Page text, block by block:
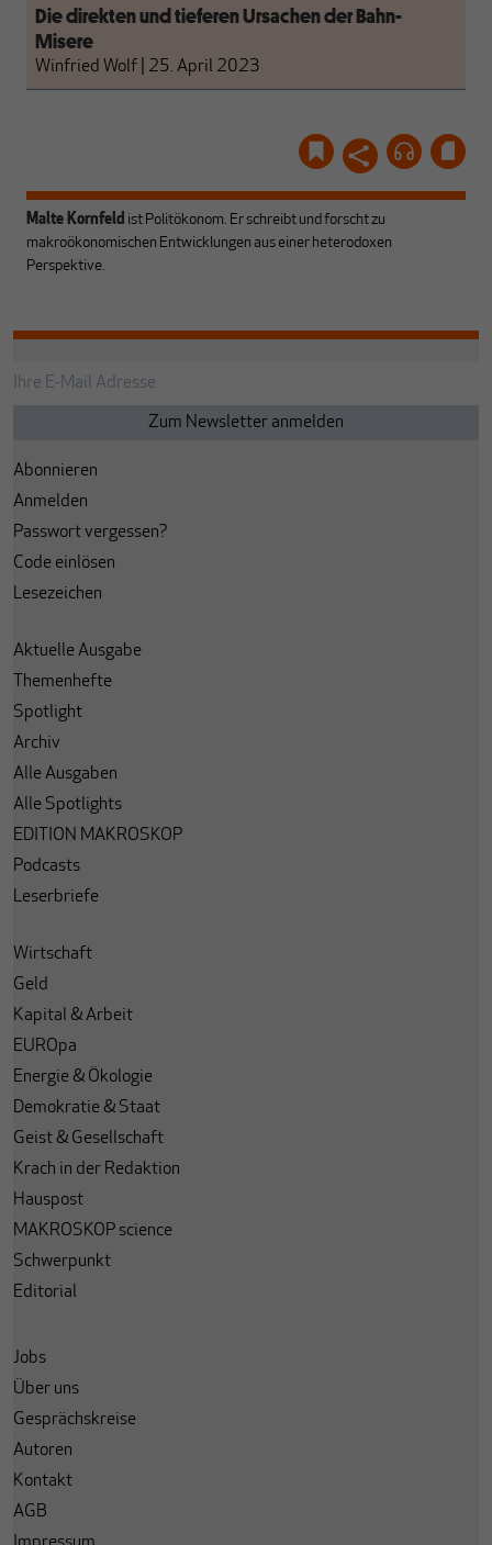
Die direkten und tieferen Ursachen der Bahn-
Misere
Winfried Wolf 25. April 2023
Malte Kornfeld ist Politökonom. Er schreibt und forscht zu
makroökonomischen Entwicklungen aus einer heterodoxen
Perspektive.
Abonnieren
Anmelden
Passwort vergessen?
Code einlösen
Lesezeichen
Aktuelle Ausgabe
Themenhefte
Spotlight
Archiv
Alle Ausgaben
Alle Spotlights
EDITION MAKROSKOP
Podcasts
Leserbriefe
Wirtschaft
Geld
Kapital & Arbeit
EUROpa
Energie & Ökologie
Demokratie & Staat
Geist & Gesellschaft
Krach in der Redaktion
Hauspost
MAKROSKOP science
Schwerpunkt
Editorial
Jobs
Über uns
Gesprächskreise
Autoren
Kontakt
AGB